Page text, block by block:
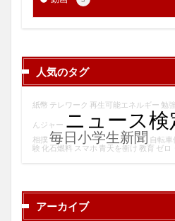
人気のタグ
紙幣 テレワーク 再生可能エネルギー 勉
んジャー ニュース検
相撲 毎日小学生新聞 自転車
験 化石燃料 スマホ 青天を衝け 教育 ゼロ
アーカイブ